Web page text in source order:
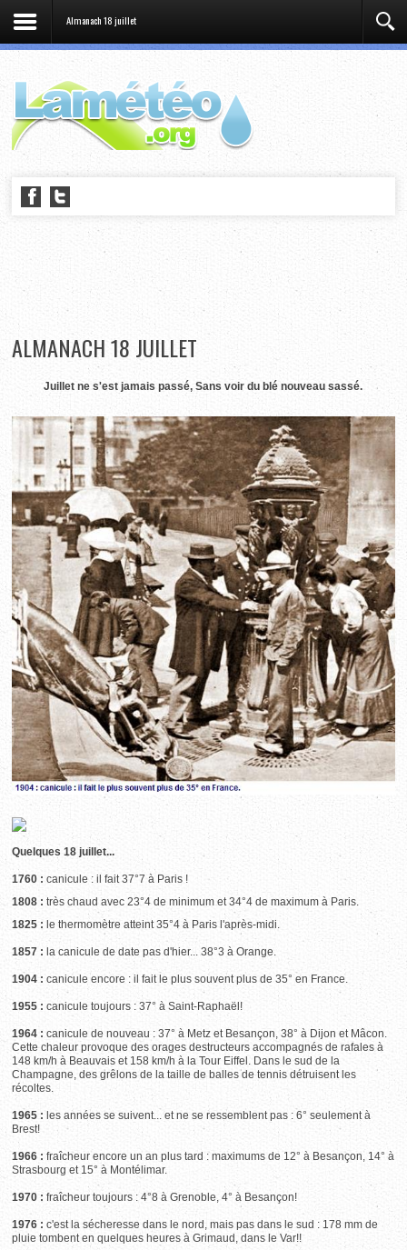
Almanach 18 juillet
ALMANACH 18 JUILLET
Juillet ne s'est jamais passé, Sans voir du blé nouveau sassé.
Quelques 18 juillet...
1760 : canicule : il fait 37°7 à Paris !
1808 : très chaud avec 23°4 de minimum et 34°4 de maximum à Paris.
1825 : le thermomètre atteint 35°4 à Paris l'après-midi.
1857 : la canicule de date pas d'hier... 38°3 à Orange.
1904 : canicule encore : il fait le plus souvent plus de 35° en France.
1955 : canicule toujours : 37° à Saint-Raphaël!
1964 : canicule de nouveau : 37° à Metz et Besançon, 38° à Dijon et Mâcon.
Cette chaleur provoque des orages destructeurs accompagnés de rafales à
148 km/h à Beauvais et 158 km/h à la Tour Eiffel. Dans le sud de la
Champagne, des grêlons de la taille de balles de tennis détruisent les
récoltes.
1965 : les années se suivent... et ne se ressemblent pas : 6° seulement à
Brest!
1966 : fraîcheur encore un an plus tard : maximums de 12° à Besançon, 14° à
Strasbourg et 15° à Montélimar.
1970 : fraîcheur toujours : 4°8 à Grenoble, 4° à Besançon!
1976 : c'est la sécheresse dans le nord, mais pas dans le sud : 178 mm de
pluie tombent en quelques heures à Grimaud, dans le Var!!